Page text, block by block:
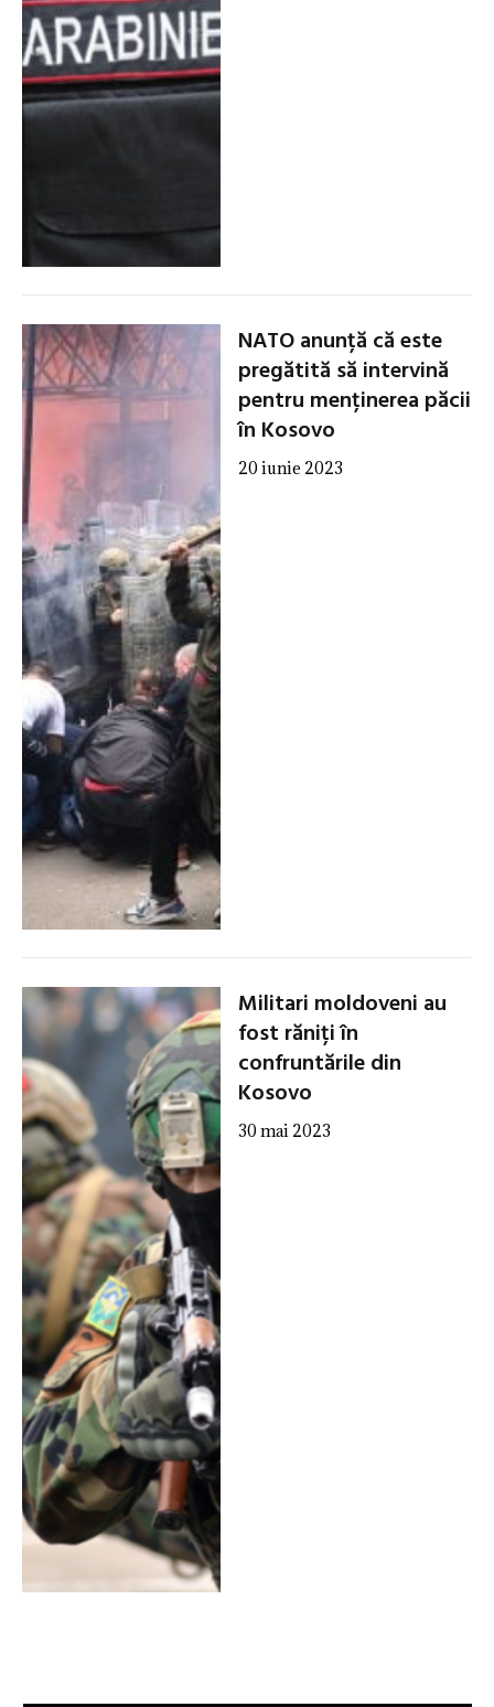
NATO anunță că este
pregătită să intervină
pentru menținerea păcii
în Kosovo
20 iunie 2023
Militari moldoveni au
fost răniți în
confruntările din
Kosovo
30 mai 2023